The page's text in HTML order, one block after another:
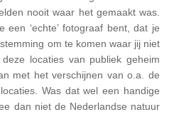
nooit waar het gemaakt was.
‘echte’ fotograaf bent, dat je
om te komen waar jij niet
locaties van publiek geheim
met het verschijnen van o.a. de
Was dat wel een handige
dan niet de Nederlandse natuur